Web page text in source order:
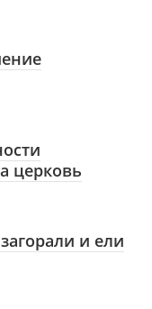
церковь
и ели